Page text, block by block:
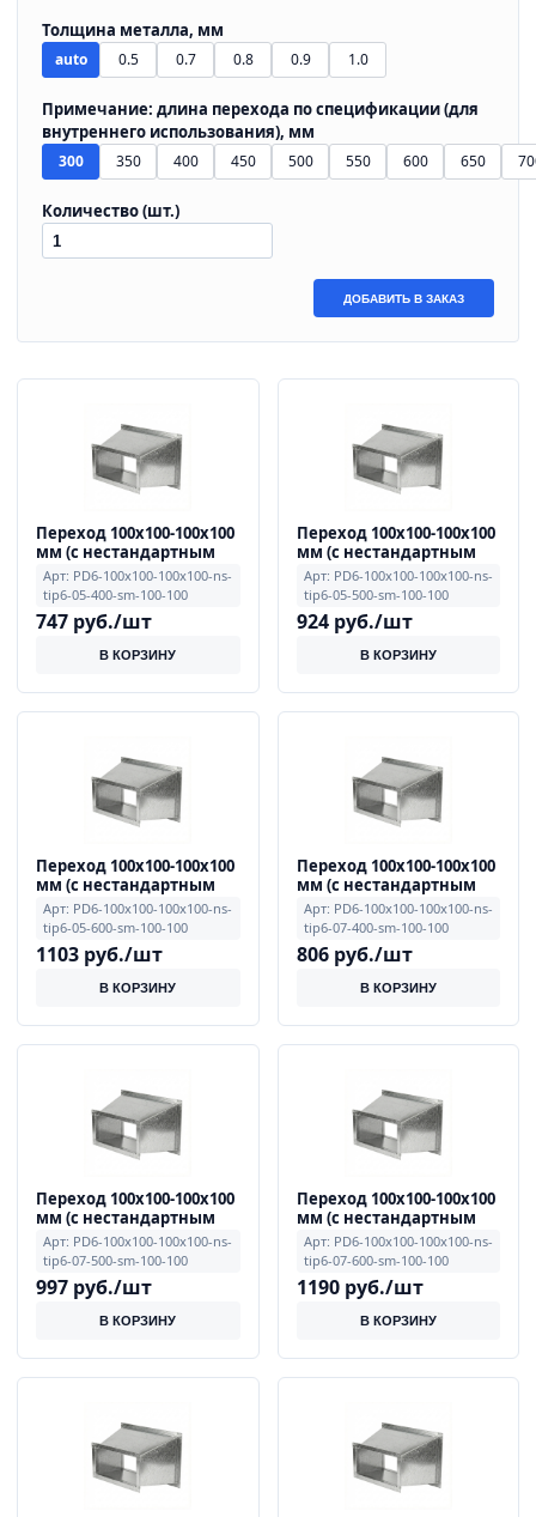
Толщина металла, мм
auto 0.5 0.7 0.8 0.9 1.0
Примечание: длина перехода по спецификации (для
внутреннего использования), мм
300 350 400 450 500 550 600 650
Количество (шт.)
ДОБАВИТЬ В ЗАКАЗ
Переход 100x100-100x100
мм (с нестандартным
смещением, тип 6), 0.5
мм, примечание L=400
мм, смещение E=100,
F=100
Арт: PD6-100x100-100x100-ns-
tip6-05-400-sm-100-100
747 руб./шт
В КОРЗИНУ
Переход 100x100-100x100
мм (с нестандартным
смещением, тип 6), 0.5
мм, примечание L=500
мм, смещение E=100,
F=100
Арт: PD6-100x100-100x100-ns-
tip6-05-500-sm-100-100
924 руб./шт
В КОРЗИНУ
Переход 100x100-100x100
мм (с нестандартным
смещением, тип 6), 0.5
мм, примечание L=600
мм, смещение E=100,
F=100
Арт: PD6-100x100-100x100-ns-
tip6-05-600-sm-100-100
1103 руб./шт
В КОРЗИНУ
Переход 100x100-100x100
мм (с нестандартным
смещением, тип 6), 0.7
мм, примечание L=400
мм, смещение E=100,
F=100
Арт: PD6-100x100-100x100-ns-
tip6-07-400-sm-100-100
806 руб./шт
В КОРЗИНУ
Переход 100x100-100x100
мм (с нестандартным
смещением, тип 6), 0.7
мм, примечание L=500
мм, смещение E=100,
F=100
Арт: PD6-100x100-100x100-ns-
tip6-07-500-sm-100-100
997 руб./шт
В КОРЗИНУ
Переход 100x100-100x100
мм (с нестандартным
смещением, тип 6), 0.7
мм, примечание L=600
мм, смещение E=100,
F=100
Арт: PD6-100x100-100x100-ns-
tip6-07-600-sm-100-100
1190 руб./шт
В КОРЗИНУ